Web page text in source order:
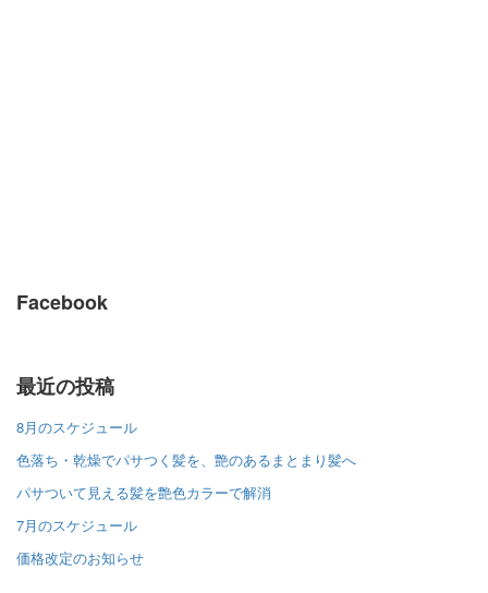
Facebook
最近の投稿
8月のスケジュール
色落ち・乾燥でパサつく髪を、艶のあるまとまり髪へ
パサついて見える髪を艶色カラーで解消
7月のスケジュール
価格改定のお知らせ